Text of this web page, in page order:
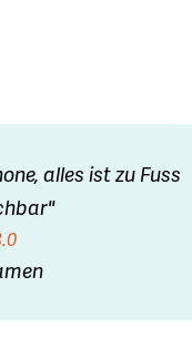
alles ist zu Fuss